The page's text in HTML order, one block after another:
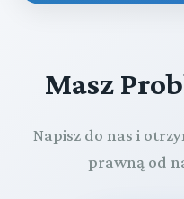
Masz
Napisz do nas i
prawną od